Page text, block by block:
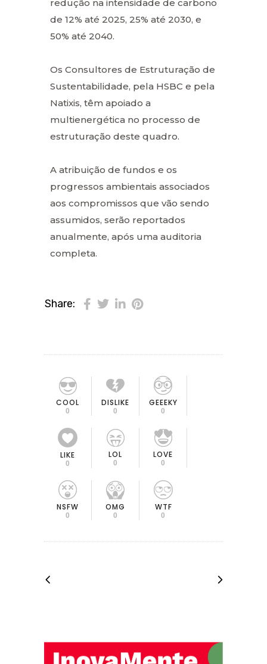
redução na intensidade de carbono
de 12% até 2025, 25% até 2030, e
50% até 2040.
Os Consultores de Estruturação de
Sustentabilidade, pela HSBC e pela
Natixis, têm apoiado a
multienergética no processo de
estruturação deste quadro.
A atribuição de fundos e os
progressos ambientais associados
aos compromissos que vão sendo
assumidos, serão reportados
anualmente, após uma auditoria
completa.
Share:
COOL
0
DISLIKE
0
GEEEKY
0
LIKE
0
LOL
0
LOVE
0
NSFW
0
OMG
0
WTF
0